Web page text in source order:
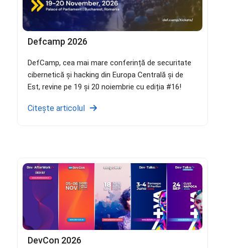
Defcamp 2026
DefCamp, cea mai mare conferință de securitate
cibernetică și hacking din Europa Centrală și de
Est, revine pe 19 și 20 noiembrie cu ediția #16!
Citește articolul
DevCon 2026